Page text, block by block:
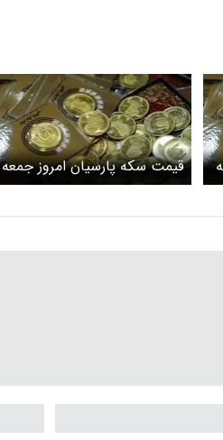
قیمت سکه پارسیان امروز جمعه
۱۱ اردیبهشت ۱۴۰۵ + جدول